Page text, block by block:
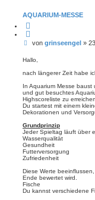
AQUARIUM-MESSE
i
e
n
B
i
r
a
g
von grinseengel»
Hallo,
nach längerer Zeit habe
In Aquarium Messe
und gut besuchtes
Highscoreliste zu erreichen.
Du startest mit einem
Dekorationen und
Grundprinzip
Jeder Spieltag läuft über
Wasserqualität
Gesundheit
Futterversorgung
Zufriedenheit
Diese Werte
Ende bewertet wird.
Fische
Du kannst verschiedene